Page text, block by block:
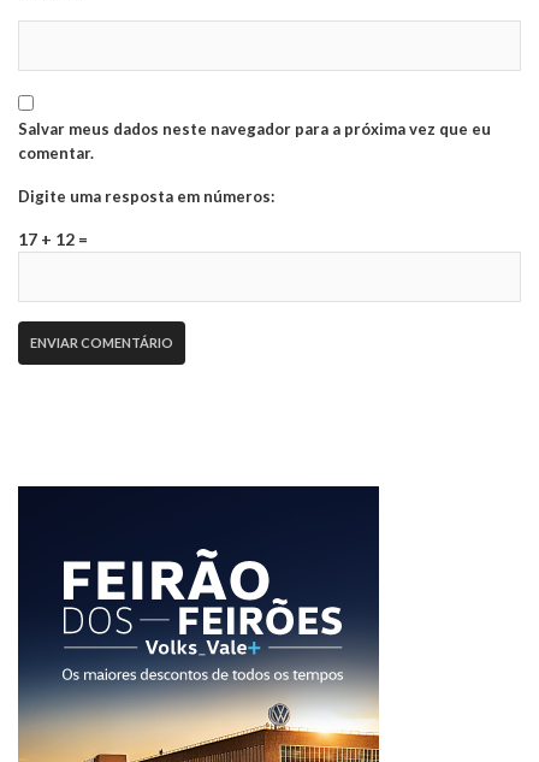
Salvar meus dados neste navegador para a próxima vez que eu
comentar.
Digite uma resposta em números:
17 + 12 =